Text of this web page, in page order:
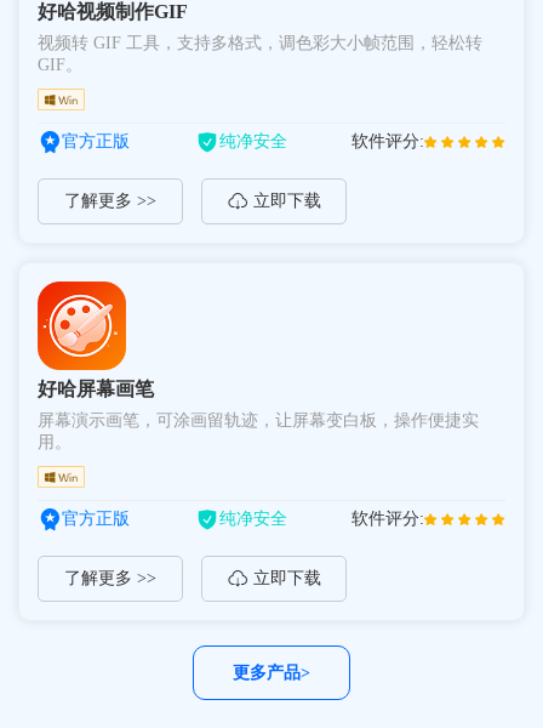
好哈视频制作GIF
视频转 GIF 工具，支持多格式，调色彩大小帧范围，轻松转
GIF。
官方正版 纯净安全 软件评分:
了解更多 >> 立即下载
好哈屏幕画笔
屏幕演示画笔，可涂画留轨迹，让屏幕变白板，操作便捷实
用。
官方正版 纯净安全 软件评分:
了解更多 >> 立即下载
更多产品>